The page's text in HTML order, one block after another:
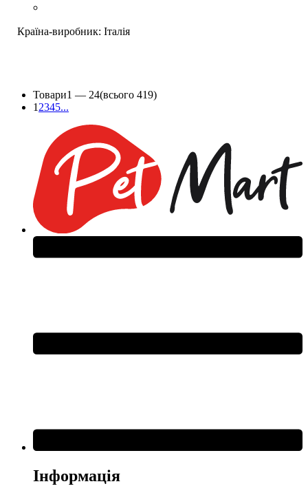
Країна-виробник: Італія
Товари1 — 24(всього 419)
1 2345...
Інформація